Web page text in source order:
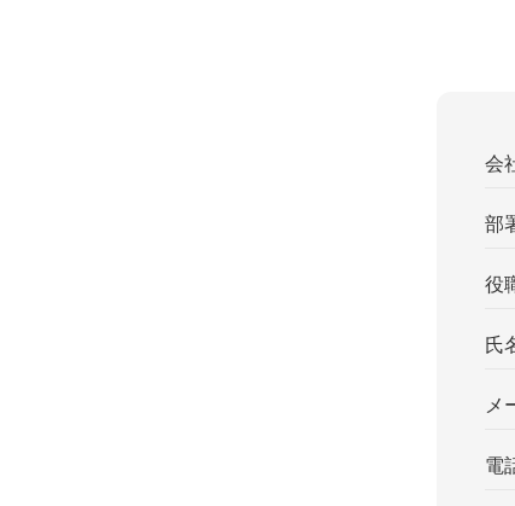
会
部
役
氏
メ
電